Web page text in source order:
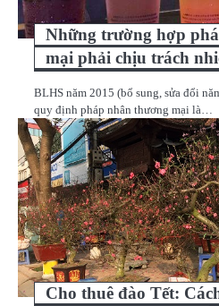
Những trường hợp
mại phải chịu trách
BLHS năm 2015 (bổ sung, sửa đổi
quy định pháp nhân thương mại là…
Cho thuê đào Tết: